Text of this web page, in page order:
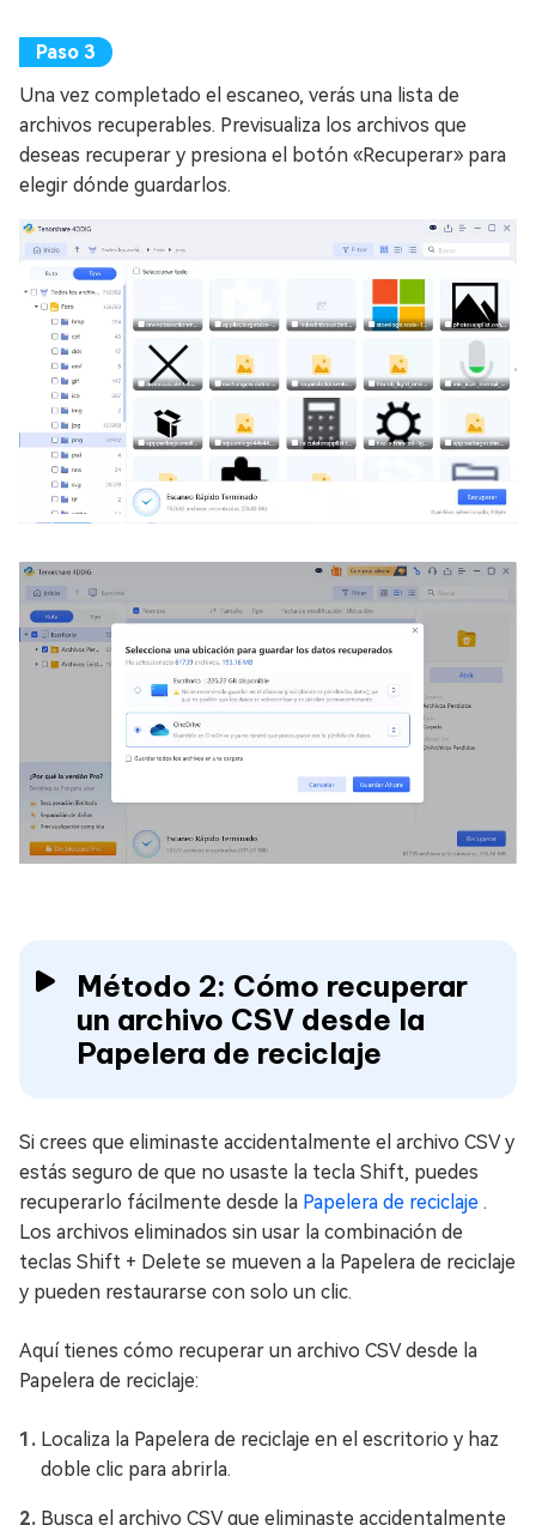
Una vez completado el escaneo, verás una lista de
archivos recuperables. Previsualiza los archivos que
deseas recuperar y presiona el botón «Recuperar» para
elegir dónde guardarlos.
Método 2: Cómo recuperar
un archivo CSV desde la
Papelera de reciclaje
Si crees que eliminaste accidentalmente el archivo CSV y
estás seguro de que no usaste la tecla Shift, puedes
recuperarlo fácilmente desde la Papelera de reciclaje .
Los archivos eliminados sin usar la combinación de
teclas Shift + Delete se mueven a la Papelera de reciclaje
y pueden restaurarse con solo un clic.
Aquí tienes cómo recuperar un archivo CSV desde la
Papelera de reciclaje:
Localiza la Papelera de reciclaje en el escritorio y haz
doble clic para abrirla.
Busca el archivo CSV que eliminaste accidentalmente